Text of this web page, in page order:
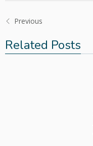
Previous
Related Posts